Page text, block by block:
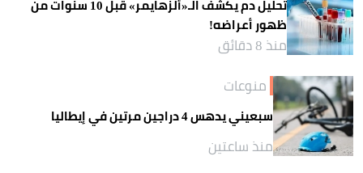
تحليل دم يكشف الـ«ألزهايمر» قبل 10 سنوات من
ظهور أعراضه!
منذ 8 دقائق
منوعات
سبعيني يدهس 4 دراجين مرتين في إيطاليا
منذ ساعتين